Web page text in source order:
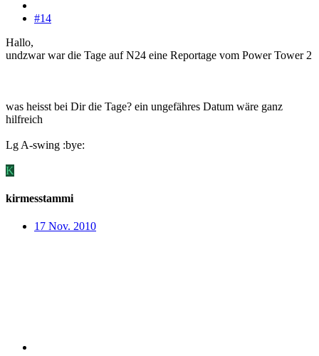
#14
Hallo,
undzwar war die Tage auf N24 eine Reportage vom Power Tower 2
was heisst bei Dir die Tage? ein ungefähres Datum wäre ganz
hilfreich
Lg A-swing :bye:
K
kirmesstammi
17 Nov. 2010